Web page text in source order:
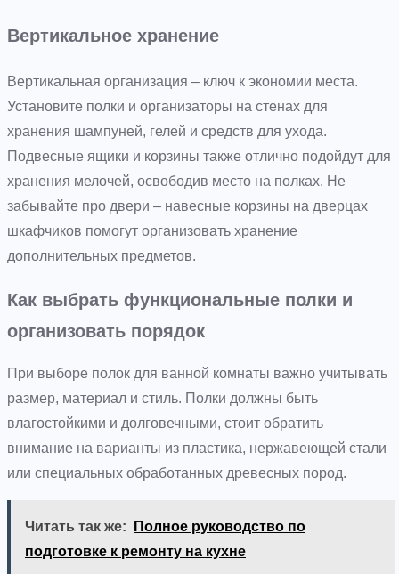
Вертикальное хранение
Вертикальная организация – ключ к экономии места.
Установите полки и организаторы на стенах для
хранения шампуней, гелей и средств для ухода.
Подвесные ящики и корзины также отлично подойдут для
хранения мелочей, освободив место на полках. Не
забывайте про двери – навесные корзины на дверцах
шкафчиков помогут организовать хранение
дополнительных предметов.
Как выбрать функциональные полки и
организовать порядок
При выборе полок для ванной комнаты важно учитывать
размер, материал и стиль. Полки должны быть
влагостойкими и долговечными, стоит обратить
внимание на варианты из пластика, нержавеющей стали
или специальных обработанных древесных пород.
Читать так же:
Полное руководство по
подготовке к ремонту на кухне